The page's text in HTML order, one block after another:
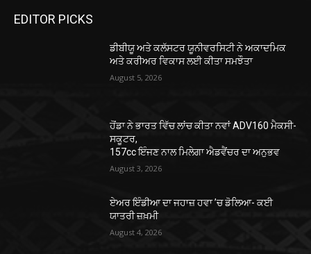
EDITOR PICKS
ਡੀਬੀਯੂ ਅਤੇ ਕਲੱਸਟਰ ਯੂਨੀਵਰਸਿਟੀ ਨੇ ਅਕਾਦਮਿਕ
ਅਤੇ ਕਰੀਅਰ ਵਿਕਾਸ ਲਈ ਕੀਤਾ ਸਮਝੌਤਾ
August 5, 2026
ਹੋਂਡਾ ਨੇ ਭਾਰਤ ਵਿੱਚ ਲਾਂਚ ਕੀਤਾ ਨਵਾਂ ADV160 ਮੈਕਸੀ-
ਸਕੂਟਰ,
157cc ਇੰਜਣ ਨਾਲ ਮਿਲੇਗਾ ਐਡਵੈਂਚਰ ਦਾ ਅਨੁਭਵ
August 3, 2026
ਏਅਰ ਇੰਡੀਆ ਦਾ ਜਹਾਜ਼ ਹਵਾ ’ਚ ਡੋਲਿਆ- ਕਈ
ਯਾਤਰੀ ਜ਼ਖ਼ਮੀ
August 4, 2026